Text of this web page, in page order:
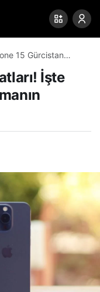
15 Gürcistan
iPhone almanın
İşte
0 Paylaş